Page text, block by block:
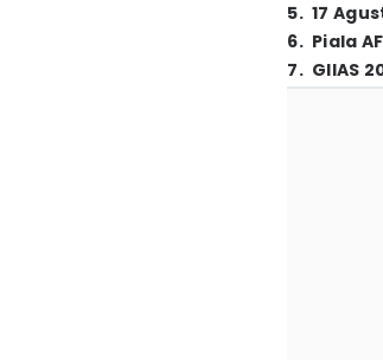
5. 17
6. Piala
7. GIIAS